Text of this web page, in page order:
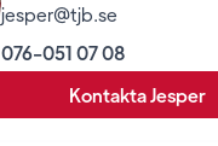
jesper@tjb.se
076-051 07 08
Kontakta Jesper